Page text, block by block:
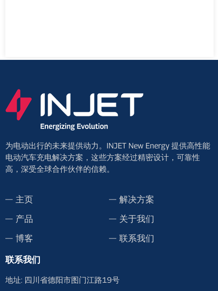
为电动出行的未来提供动力。INJET New Energy 提供高性能
电动汽车充电解决方案，这些方案经过精密设计，可靠性
高，深受全球合作伙伴的信赖。
主页
解决方案
产品
关于我们
博客
联系我们
联系我们
地址: 四川省德阳市图门江路19号